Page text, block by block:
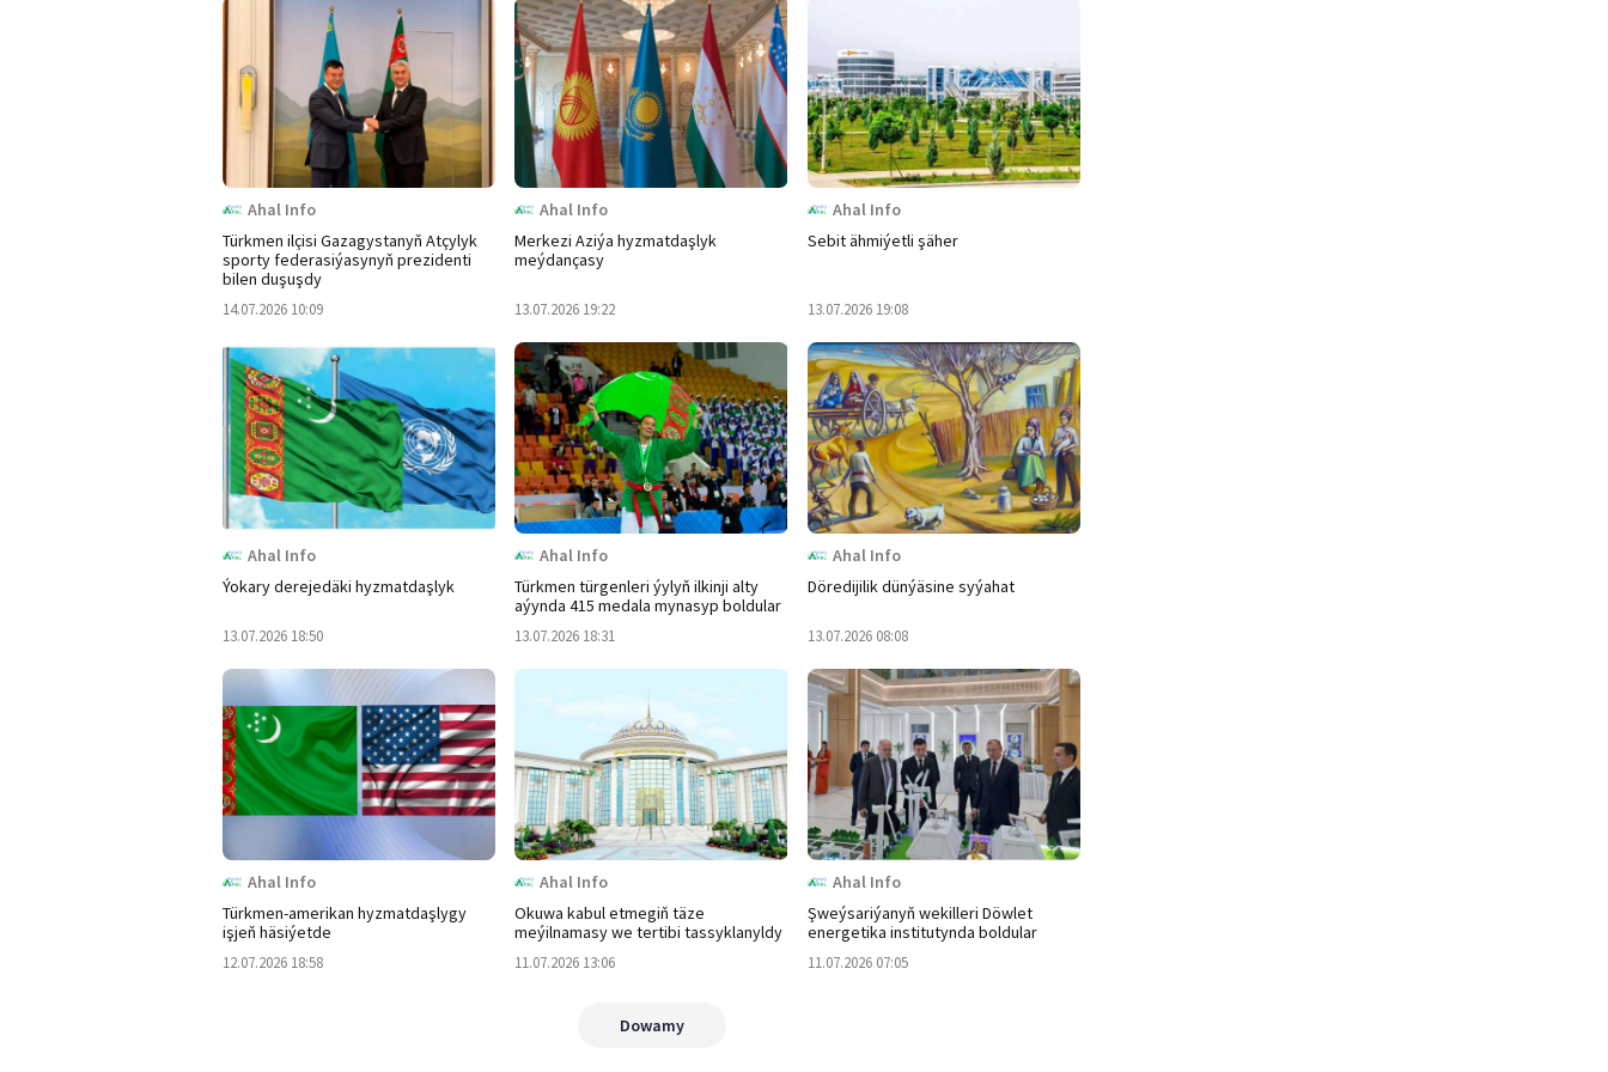
Ahal Info
Türkmen ilçisi Gazagystanyň Atçylyk
sporty federasiýasynyň prezidenti
bilen duşuşdy
14.07.2026 10:09
Ahal Info
Merkezi Aziýa hyzmatdaşlyk
meýdançasy
13.07.2026 19:22
Ahal Info
Sebit ähmiýetli şäher
13.07.2026 19:08
Ahal Info
Ýokary derejedäki hyzmatdaşlyk
13.07.2026 18:50
Ahal Info
Türkmen türgenleri ýylyň ilkinji alty
aýynda 415 medala mynasyp boldular
13.07.2026 18:31
Ahal Info
Döredijilik dünýäsine syýahat
13.07.2026 08:08
Ahal Info
Türkmen-amerikan hyzmatdaşlygy
işjeň häsiýetde
12.07.2026 18:58
Ahal Info
Okuwa kabul etmegiň täze
meýilnamasy we tertibi tassyklanyldy
11.07.2026 13:06
Ahal Info
Şweýsariýanyň wekilleri Döwlet
energetika institutynda boldular
11.07.2026 07:05
Dowamy